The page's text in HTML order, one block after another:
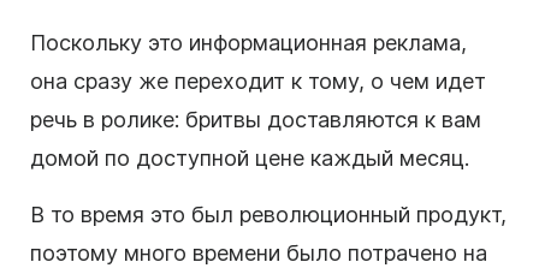
Поскольку это информационная реклама,
она сразу же переходит к тому, о чем идет
речь в ролике: бритвы доставляются к вам
домой по доступной цене каждый месяц.
В то время это был революционный продукт,
поэтому много времени было потрачено на